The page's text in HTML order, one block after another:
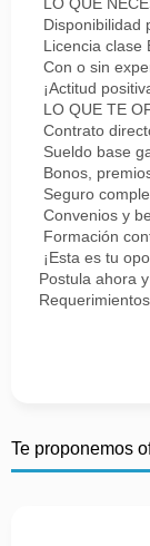
Disponibilidad
Licencia clase
Con o sin
¡Actitud
LO QUE TE
Contrato
Sueldo base
Bonos,
Seguro
Convenios y
Formación
¡Esta es tu
Postula ahora
Te proponemos